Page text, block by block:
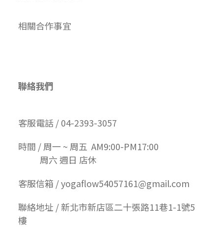
相關合作事宜
聯絡我們
客服電話 / 04-2393-3057
時間 / 周一 ~ 周五 AM9:00-PM17:00
周六 週日 店休
客服信箱 / yogaflow54057161@gmail.com
聯絡地址 / 新北市新店區二十張路11巷1-1號5
樓